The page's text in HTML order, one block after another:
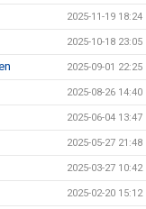
2025-11-19 18:24
2025-10-18 23:05
2025-09-01 22:25
2025-08-26 14:40
2025-06-04 13:47
2025-05-27 21:48
2025-03-27 10:42
2025-02-20 15:12